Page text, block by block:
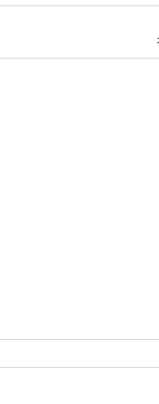
매몰된 진로교육 그만